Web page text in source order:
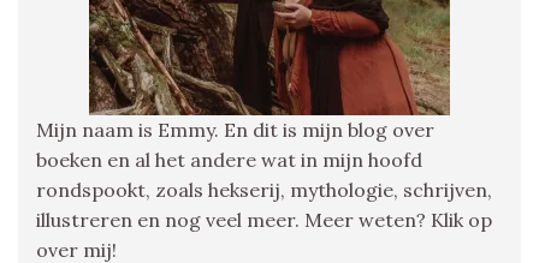
Mijn naam is Emmy. En dit is mijn blog over
boeken en al het andere wat in mijn hoofd
rondspookt, zoals hekserij, mythologie, schrijven,
illustreren en nog veel meer. Meer weten? Klik op
over mij!